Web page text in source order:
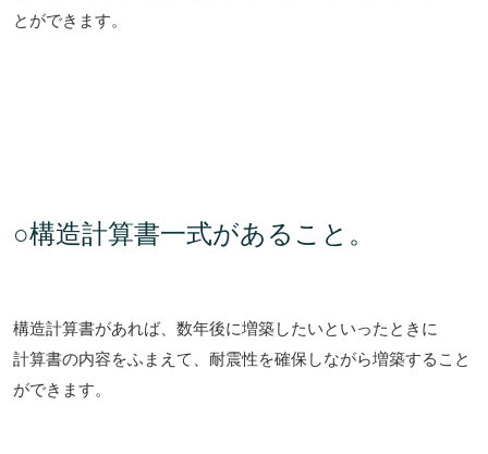
とができます。
○構造計算書一式があること。
構造計算書があれば、数年後に増築したいといったときに
計算書の内容をふまえて、 耐震性を確保しながら増築すること
ができます。